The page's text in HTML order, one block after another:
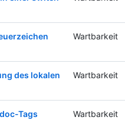
Wartbarkeit
des lokalen
Wartbarkeit
Tags
Wartbarkeit